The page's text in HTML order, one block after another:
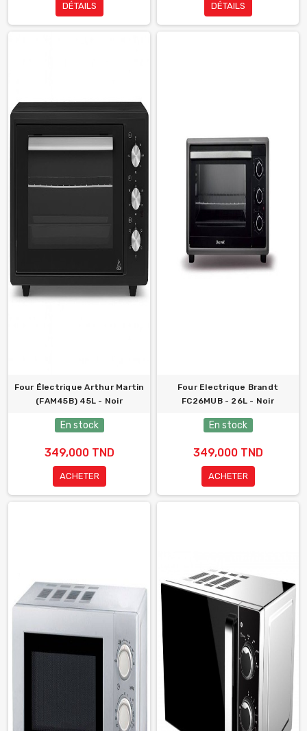
DÉTAILS DÉTAILS
Four Électrique Arthur Martin
(FAM45B) 45L - Noir
En stock
349,000 TND
ACHETER
Four Electrique Brandt
FC26MUB - 26L - Noir
En stock
349,000 TND
ACHETER